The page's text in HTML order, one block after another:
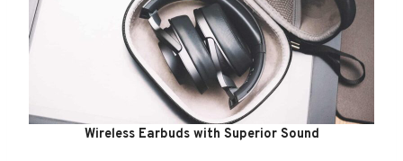
Wireless Earbuds with Superior Sound